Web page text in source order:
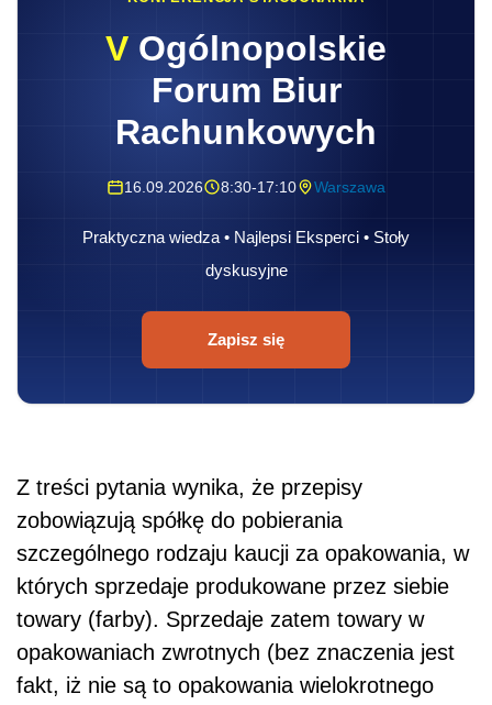
V Ogólnopolskie
Forum Biur
Rachunkowych
16.09.2026 8:30-17:10 Warszawa
Praktyczna wiedza • Najlepsi Eksperci • Stoły
dyskusyjne
Zapisz się
Z treści pytania wynika, że przepisy
zobowiązują spółkę do pobierania
szczególnego rodzaju kaucji za opakowania, w
których sprzedaje produkowane przez siebie
towary (farby). Sprzedaje zatem towary w
opakowaniach zwrotnych (bez znaczenia jest
fakt, iż nie są to opakowania wielokrotnego